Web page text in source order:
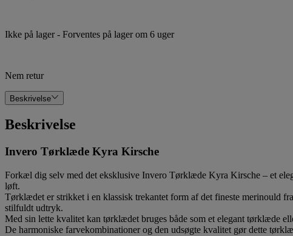
Ikke på lager- Forventes på lager om 6 uger
Nem retur
Beskrivelse
Beskrivelse
Invero Tørklæde Kyra Kirsche
Forkæl dig selv med det eksklusive Invero Tørklæde Kyra Kirsche – et
løft.
Tørklædet er strikket i en klassisk trekantet form af det fineste merinould
stilfuldt udtryk.
Med sin lette kvalitet kan tørklædet bruges både som et elegant tørklæde
De harmoniske farvekombinationer og den udsøgte kvalitet gør dette